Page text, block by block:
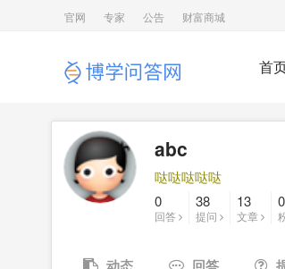
官网 专家 公告 财富商城
首
abc
哒哒哒哒哒
0
回答
38
提问
13
文章
0